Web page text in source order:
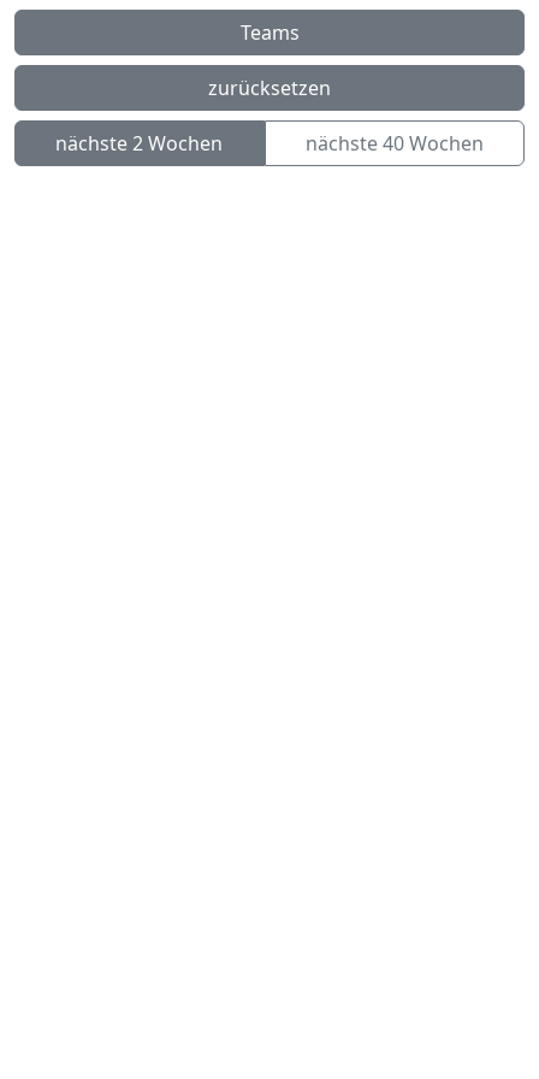
Teams
zurücksetzen
nächste 2 Wochen nächste 40 Wochen